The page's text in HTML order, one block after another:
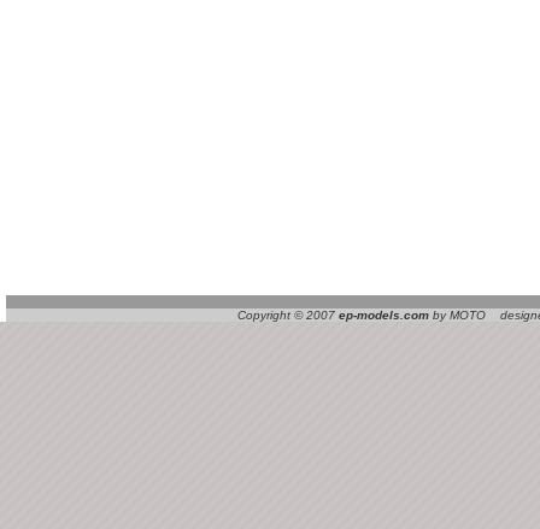
Copyright © 2007 ep-models.com by MOTO